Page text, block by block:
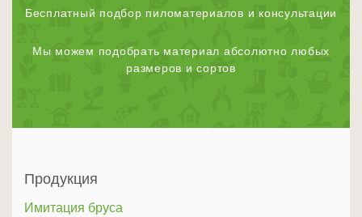
Бесплатный подбор пиломатериалов и консультации
Мы можем подобрать материал абсолютно любых
размеров и сортов
Продукция
Имитация бруса